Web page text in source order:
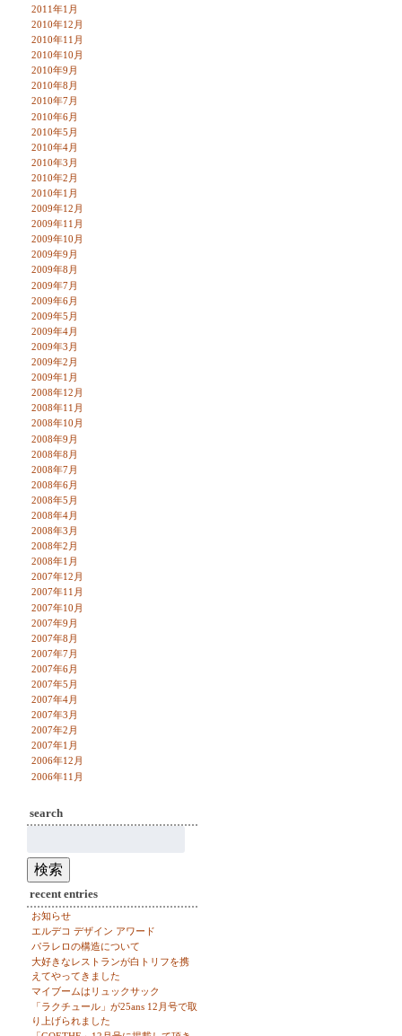
2011年1月
2010年12月
2010年11月
2010年10月
2010年9月
2010年8月
2010年7月
2010年6月
2010年5月
2010年4月
2010年3月
2010年2月
2010年1月
2009年12月
2009年11月
2009年10月
2009年9月
2009年8月
2009年7月
2009年6月
2009年5月
2009年4月
2009年3月
2009年2月
2009年1月
2008年12月
2008年11月
2008年10月
2008年9月
2008年8月
2008年7月
2008年6月
2008年5月
2008年4月
2008年3月
2008年2月
2008年1月
2007年12月
2007年11月
2007年10月
2007年9月
2007年8月
2007年7月
2007年6月
2007年5月
2007年4月
2007年3月
2007年2月
2007年1月
2006年12月
2006年11月
search
索:
検索
recent entries
お知らせ
エルデコ デザイン アワード
パラレロの構造について
大好きなレストランが白トリフを携
えてやってきました
マイブームはリュックサック
「ラクチュール」が25ans 12月号で取
り上げられました